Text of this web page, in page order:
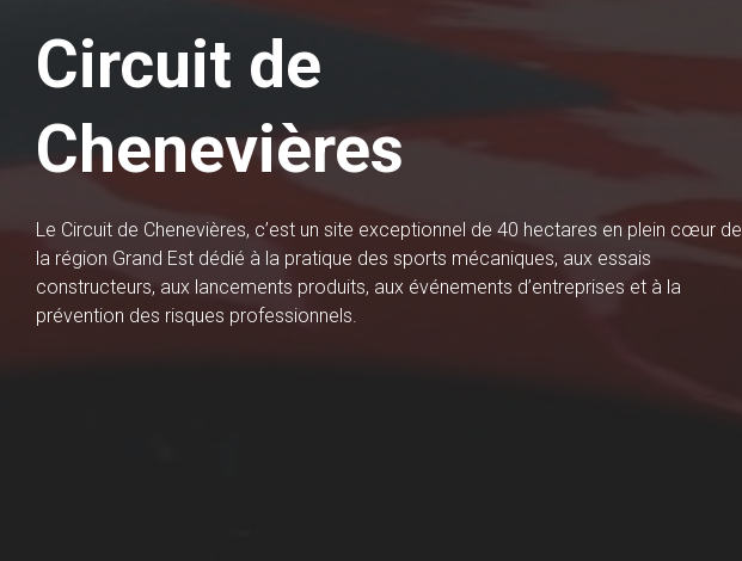
Circuit de
Chenevières
Le Circuit de Chenevières, c’est un site exceptionnel de 40 hectares en plein cœur de
la région Grand Est dédié à la pratique des sports mécaniques, aux essais
constructeurs, aux lancements produits, aux événements d’entreprises et à la
prévention des risques professionnels.